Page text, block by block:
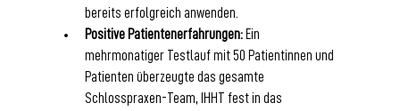
bereits erfolgreich anwenden.
Positive Patientenerfahrungen: Ein
mehrmonatiger Testlauf mit 50 Patientinnen und
Patienten überzeugte das gesamte
Schlosspraxen-Team, IHHT fest in das